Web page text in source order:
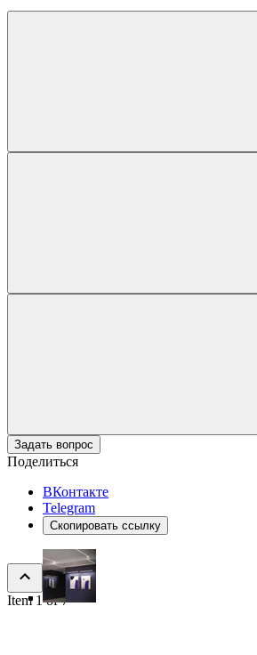
Задать вопрос
Поделиться
ВКонтакте
Telegram
Скопировать ссылку
Item 1 of 7